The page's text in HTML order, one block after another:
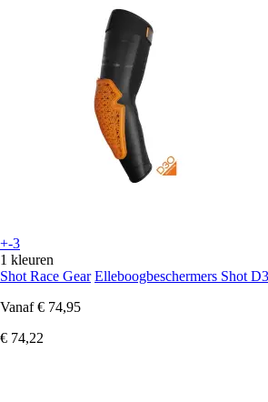
+-3
1 kleuren
Shot Race Gear Elleboogbeschermers Shot
Vanaf € 74,95
€ 74,22